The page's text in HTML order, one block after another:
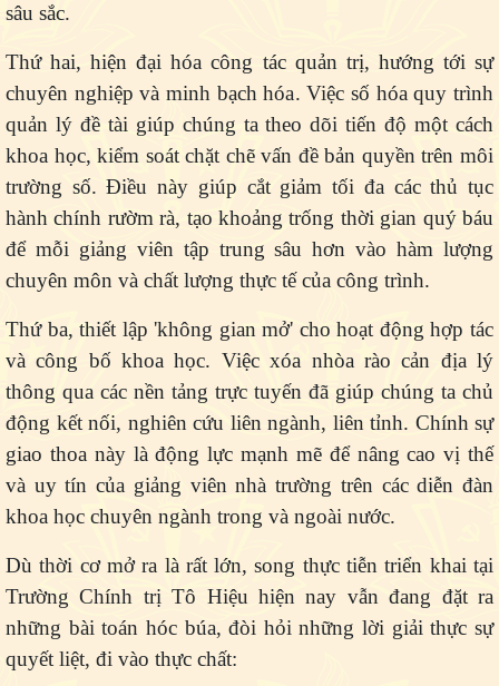
sâu sắc.
Thứ hai, hiện đại hóa công tác quản trị, hướng tới sự
chuyên nghiệp và minh bạch hóa. Việc số hóa quy trình
quản lý đề tài giúp chúng ta theo dõi tiến độ một cách
khoa học, kiểm soát chặt chẽ vấn đề bản quyền trên môi
trường số. Điều này giúp cắt giảm tối đa các thủ tục
hành chính rườm rà, tạo khoảng trống thời gian quý báu
để mỗi giảng viên tập trung sâu hơn vào hàm lượng
chuyên môn và chất lượng thực tế của công trình.
Thứ ba, thiết lập 'không gian mở' cho hoạt động hợp tác
và công bố khoa học. Việc xóa nhòa rào cản địa lý
thông qua các nền tảng trực tuyến đã giúp chúng ta chủ
động kết nối, nghiên cứu liên ngành, liên tỉnh. Chính sự
giao thoa này là động lực mạnh mẽ để nâng cao vị thế
và uy tín của giảng viên nhà trường trên các diễn đàn
khoa học chuyên ngành trong và ngoài nước.
Dù thời cơ mở ra là rất lớn, song thực tiễn triển khai tại
Trường Chính trị Tô Hiệu hiện nay vẫn đang đặt ra
những bài toán hóc búa, đòi hỏi những lời giải thực sự
quyết liệt, đi vào thực chất: